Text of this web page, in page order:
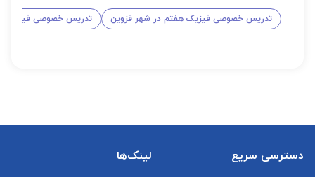
تدریس خصوصی فیزیک هفتم در شهر قزوین تدریس خصوصی فیزیک
دسترسی سریع لینک‌ها